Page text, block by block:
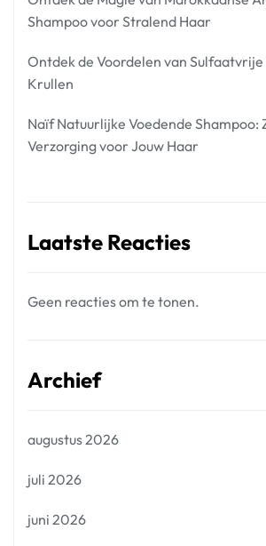
Shampoo voor Stralend Haar
Ontdek de Voordelen van
Krullen
Naïf Natuurlijke Voedende Shampoo:
Verzorging voor Jouw Haar
Laatste Reacties
Geen reacties om te tonen.
Archief
augustus 2026
juli 2026
juni 2026